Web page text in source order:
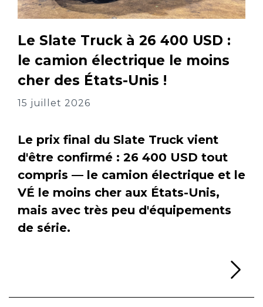
Le Slate Truck à 26 400 USD :
le camion électrique le moins
cher des États-Unis !
15 juillet 2026
Le prix final du Slate Truck vient
d'être confirmé : 26 400 USD tout
compris — le camion électrique et le
VÉ le moins cher aux États-Unis,
mais avec très peu d'équipements
de série.